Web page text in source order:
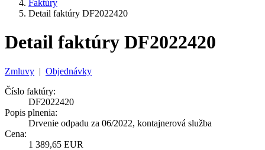
Faktúry
Detail faktúry DF2022420
Detail faktúry DF2022420
Zmluvy | Objednávky
Číslo faktúry:
DF2022420
Popis plnenia:
Drvenie odpadu za 06/2022, kontajnerová služba
Cena:
1 389,65 EUR